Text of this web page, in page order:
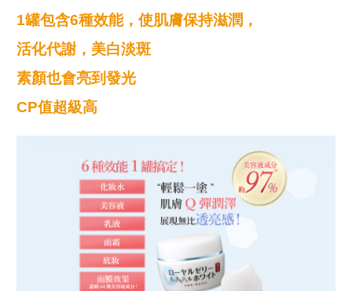
1罐包含6種效能，使肌膚保持滋潤，
活化代謝，美白淡斑
素顏也會亮到發光
CP值超級高